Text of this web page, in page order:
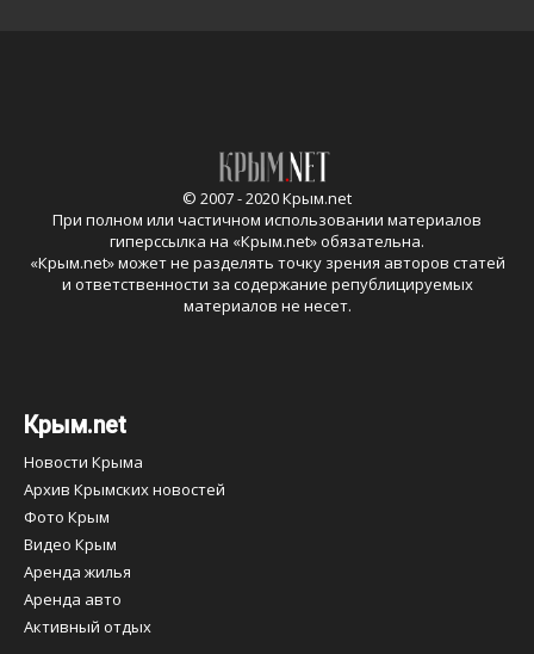
© 2007 - 2020 Крым.net
При полном или частичном использовании материалов
гиперссылка на «Крым.net» обязательна.
«Крым.net» может не разделять точку зрения авторов статей
и ответственности за содержание републицируемых
материалов не несет.
Крым.net
Новости Крыма
Архив Крымских новостей
Фото Крым
Видео Крым
Аренда жилья
Аренда авто
Активный отдых